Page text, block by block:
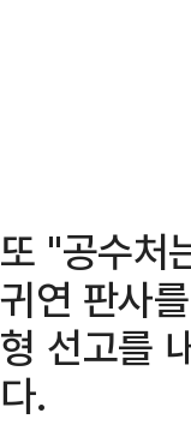
또 "공수처
귀연 판사
형 선고를
다.